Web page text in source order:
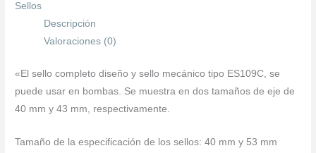
Sellos
Descripción
Valoraciones (0)
«El sello completo diseño y sello mecánico tipo ES109C, se
puede usar en bombas. Se muestra en dos tamaños de eje de
40 mm y 43 mm, respectivamente.
Tamaño de la especificación de los sellos: 40 mm y 53 mm